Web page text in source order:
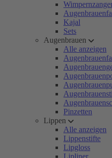
Kajal
Sets
Augenbrauen
Alle anzeigen
Pinzetten
Lippen
Alle anzeigen
Lippenstifte
Lipgloss
Lipliner